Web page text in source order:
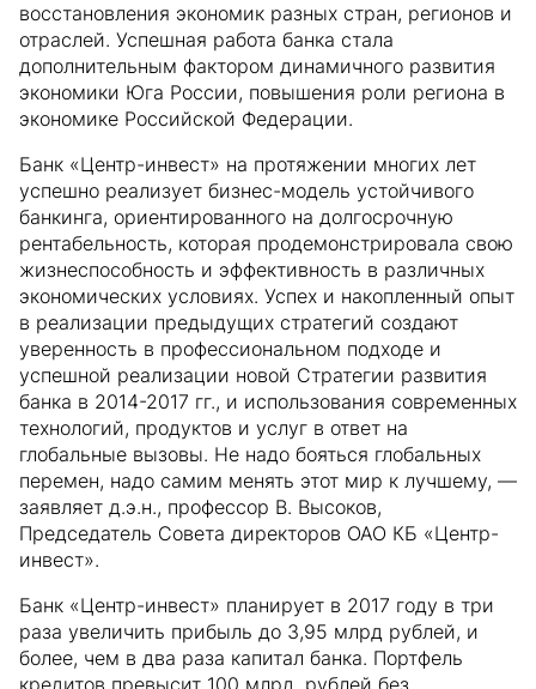
восстановления экономик разных стран, регионов и
отраслей. Успешная работа банка стала
дополнительным фактором динамичного развития
экономики Юга России, повышения роли региона в
экономике Российской Федерации.
Банк «Центр-инвест» на протяжении многих лет
успешно реализует бизнес-модель устойчивого
банкинга, ориентированного на долгосрочную
рентабельность, которая продемонстрировала свою
жизнеспособность и эффективность в различных
экономических условиях. Успех и накопленный опыт
в реализации предыдущих стратегий создают
уверенность в профессиональном подходе и
успешной реализации новой Стратегии развития
банка в 2014-2017 гг., и использования современных
технологий, продуктов и услуг в ответ на
глобальные вызовы. Не надо бояться глобальных
перемен, надо самим менять этот мир к лучшему, —
заявляет д.э.н., профессор В. Высоков,
Председатель Совета директоров ОАО КБ «Центр-
инвест».
Банк «Центр-инвест» планирует в 2017 году в три
раза увеличить прибыль до 3,95 млрд рублей, и
более, чем в два раза капитал банка. Портфель
кредитов превысит 100 млрд. рублей без